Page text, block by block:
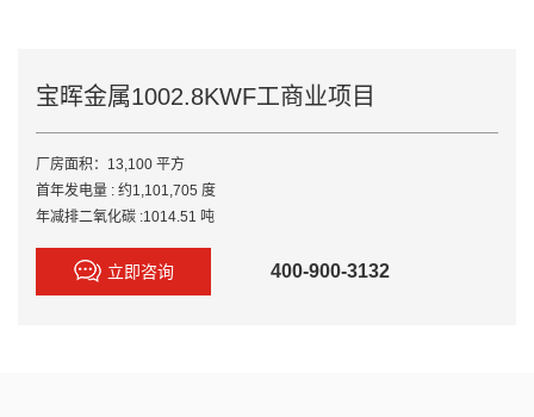
宝晖金属1002.8KWF工商业项目
厂房面积：13,100 平方
首年发电量 : 约1,101,705 度
年减排二氧化碳 :1014.51 吨
立即咨询 400-900-3132